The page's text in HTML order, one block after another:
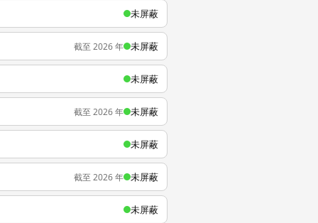
未屏蔽
截至 2026 年 未屏蔽
未屏蔽
截至 2026 年 未屏蔽
未屏蔽
截至 2026 年 未屏蔽
未屏蔽